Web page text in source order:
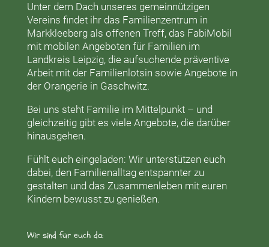
Unter dem Dach unseres gemeinnützigen
Vereins findet ihr das Familienzentrum in
Markkleebergals offenen Treff, das FabiMobil
mit mobilen Angeboten für Familien im
Landkreis Leipzig, die aufsuchende präventive
Arbeit mit der Familienlotsin sowie Angebote in
der Orangeriein Gaschwitz.
Bei uns steht Familie im Mittelpunkt – und
gleichzeitig gibt es viele Angebote, die darüber
hinausgehen.
Fühlt euch eingeladen: Wir unterstützen euch
dabei, den Familienalltag entspannter zu
gestalten und das Zusammenleben mit euren
Kindern bewusst zu genießen.
Wir sind für euch da: